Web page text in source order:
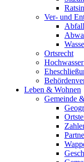
Ver- und
Ortsrecht
Leben & Wohnen
Gemeinde